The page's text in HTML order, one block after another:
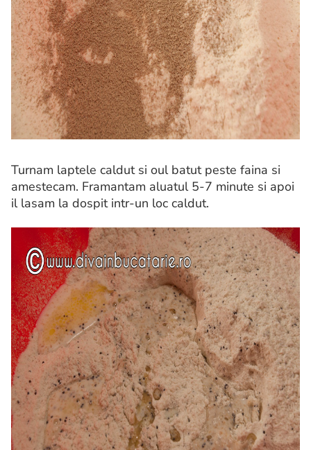
Turnam laptele caldut si oul batut peste faina si
amestecam. Framantam aluatul 5-7 minute si apoi
il lasam la dospit intr-un loc caldut.